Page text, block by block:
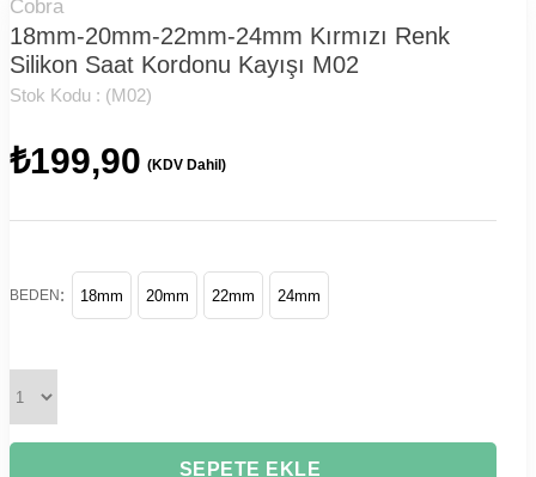
Cobra
18mm-20mm-22mm-24mm Kırmızı Renk
Silikon Saat Kordonu Kayışı M02
Stok Kodu : (M02)
₺199,90 (KDV Dahil)
BEDEN : 18mm 20mm 22mm 24mm